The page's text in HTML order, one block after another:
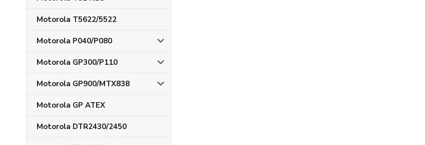
Motorola T5622/5522
Motorola P040/P080
Motorola GP300/P110
Motorola GP900/MTX838
Motorola GP ATEX
Motorola DTR2430/2450